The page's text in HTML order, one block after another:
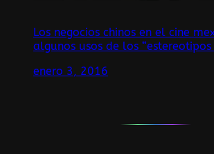
Los negocios chinos en el cine
algunos usos de los
enero 3, 2016